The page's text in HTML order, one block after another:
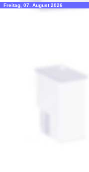
Freitag, 07. August 2026